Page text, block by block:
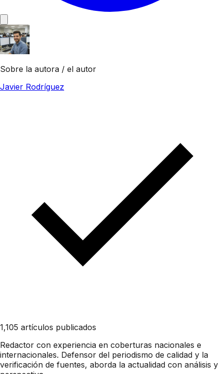
Sobre la autora / el autor
Javier Rodríguez
1,105 artículos publicados
Redactor con experiencia en coberturas nacionales e
internacionales. Defensor del periodismo de calidad y la
verificación de fuentes, aborda la actualidad con análisis y